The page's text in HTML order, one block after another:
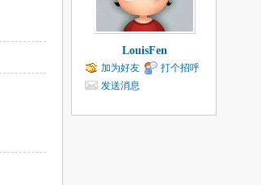
LouisFen
加为好友
打个招呼
发送消息